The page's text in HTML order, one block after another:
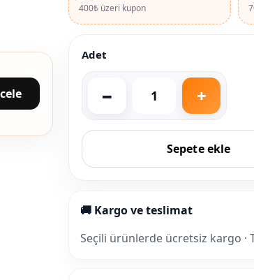
400₺ üzeri kupon
Adet
Sepete ekle
🚚 Kargo ve teslimat
Seçili ürünlerde ücretsiz kargo ·